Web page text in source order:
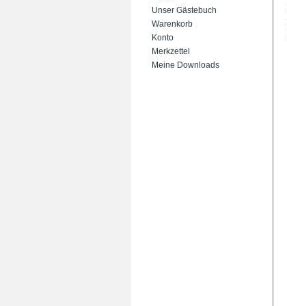
Unser Gästebuch
Warenkorb
Konto
Merkzettel
Meine Downloads